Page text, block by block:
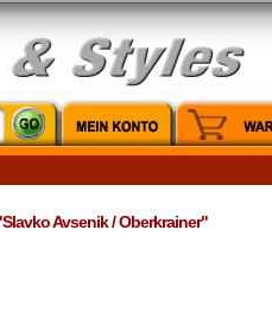
Avsenik / Oberkrainer"